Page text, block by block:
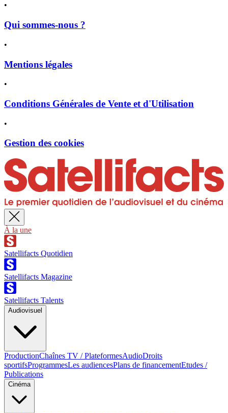
•
Qui sommes-nous ?
•
Mentions légales
•
Conditions Générales de Vente et d'Utilisation
•
Gestion des cookies
À la une
Satellifacts Quotidien
Satellifacts Magazine
Satellifacts Talents
Audiovisuel
ProductionChaînes TV / PlateformesAudioDroits
sportifsProgrammesLes audiencesPlans de financementEtudes /
Publications
Cinéma